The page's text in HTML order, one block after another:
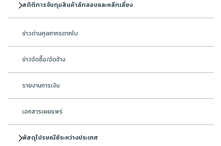
สถิติการจับกุมสินค้าลักลอบและหลีกเลี่ยง
ข่าวด่านศุลกากรตากใบ
ข่าวจัดซื้อ/จัดจ้าง
รายงานการเงิน
เอกสารเผยแพร่
พัสดุไปรษณีย์ระหว่างประเทศ